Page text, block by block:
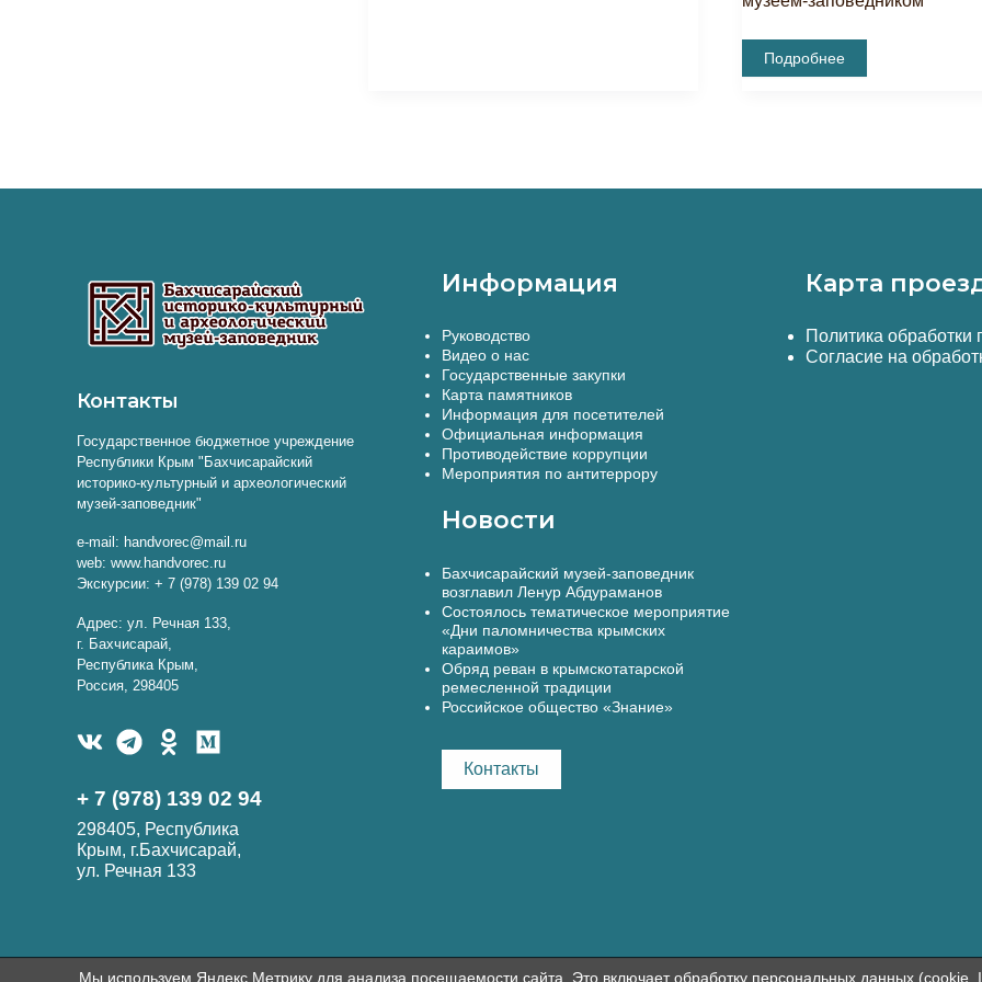
Состоялось
Тематическое
Подробнее
Контакты
Государственное бюджетное учреждение
Республики Крым "Бахчисарайский
историко-культурный и археологический
музей-заповедник"
e-mail: handvorec@mail.ru
web: www.handvorec.ru
Экскурсии: + 7 (978) 139 02 94
Адрес: ул. Речная 133,
г. Бахчисарай,
Республика Крым,
Россия, 298405
+ 7 (978) 139 02 94
298405, Республика
Крым, г.Бахчисарай,
ул. Речная 133
Информация
Руководство
Видео о нас
Государственные закупки
Карта памятников
Информация для посетителей
Официальная информация
Противодействие коррупции
Мероприятия по антитеррору
Новости
Бахчисарайский музей-заповедник
возглавил Ленур Абдураманов
Состоялось тематическое мероприятие
«Дни паломничества крымских
караимов»
Обряд реван в крымскотатарской
ремесленной традиции
Российское общество «Знание»
Контакты
Карта
Политика
Согласие на
Мы используем Яндекс.Метрику для анализа посещаемости сайта. Это включает обработку персональных данных (cookie,